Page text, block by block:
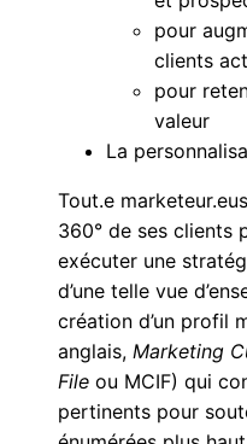
pour
clients
pour
valeur
La
Tout.e
360° de ses clients
exécuter une
d’une telle vue
création d’un profil
anglais, Marketing
File ou MCIF) qui
pertinents pour